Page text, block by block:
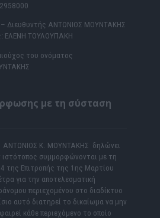
– Διευθυντής ΑΝΤΩΝΙΟΣ ΜΟΥΝΤΑΚΗΣ
ΕΛΕΝΗ ΤΟΥΛΟΥΠΑΚΗ
του ονόματος
με τη σύσταση
ΑΝΤΩΝΙΟΣ Κ. ΜΟΥΝΤΑΚΗΣ δηλώνει
ιστότοπος συμμορφώνονται με τη
της Επιτροπής της 1ης Μαρτίου
για την αποτελεσματική
περιεχομένου στο διαδίκτυο
αυτό διατηρεί το δικαίωμα να μην
κάθε περιεχόμενο το οποίο